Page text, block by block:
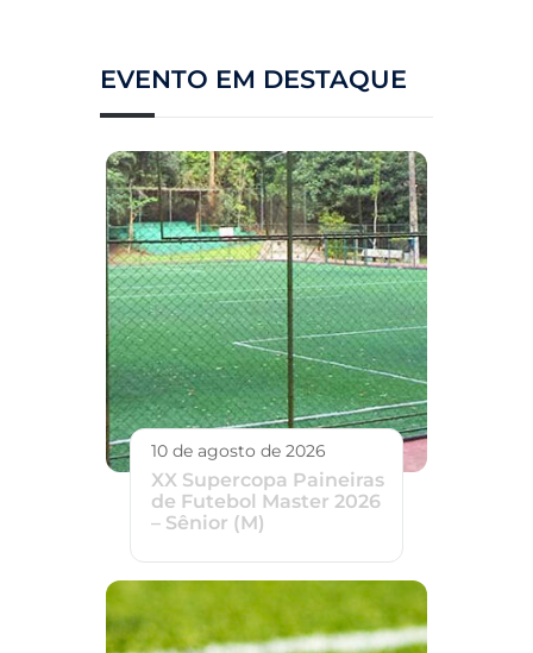
EVENTO EM DESTAQUE
10 de agosto de 2026
XX Supercopa Paineiras
de Futebol Master 2026
– Sênior (M)